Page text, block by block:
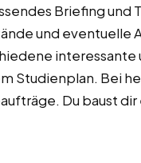
Briefing und
und eventuelle
interessante
Studienplan. Bei
Du baust